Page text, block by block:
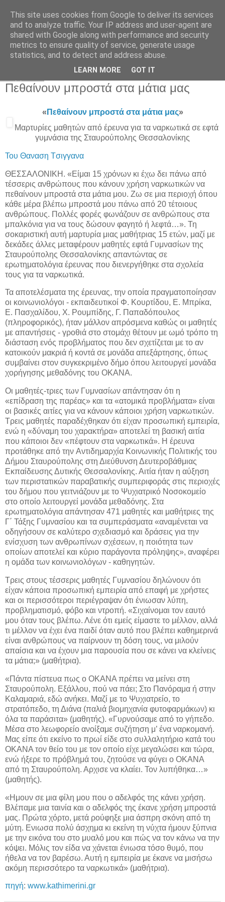
Πεθαίνουν μπροστά στα μάτια μας
« Πεθαίνουν μπροστά στα μάτια μας»
Μαρτυρίες μαθητών από έρευνα για τα ναρκωτικά σε εφτά
γυμνάσια της Σταυρούπολης Θεσσαλονίκης
Του Θαναση Tσιγγανα
ΘΕΣΣΑΛΟΝΙΚΗ. «Είμαι 15 χρόνων κι έχω δει πάνω από
τέσσερις ανθρώπους που κάνουν χρήση ναρκωτικών να
πεθαίνουν μπροστά στα μάτια μου. Ζω σε μια περιοχή όπου
κάθε μέρα βλέπω μπροστά μου πάνω από 20 τέτοιους
ανθρώπους. Πολλές φορές φωνάζουν σε ανθρώπους στα
μπαλκόνια για να τους δώσουν φαγητό ή λεφτά…». Τη
σοκαριστική αυτή μαρτυρία μιας μαθήτριας 15 ετών, μαζί με
δεκάδες άλλες μεταφέρουν μαθητές εφτά Γυμνασίων της
Σταυρούπολης Θεσσαλονίκης απαντώντας σε
ερωτηματολόγια έρευνας που διενεργήθηκε στα σχολεία
τους για τα ναρκωτικά.
Τα αποτελέσματα της έρευνας, την οποία πραγματοποίησαν
οι κοινωνιολόγοι - εκπαιδευτικοί Φ. Κουρτίδου, Ε. Μπρίκα,
Ε. Πασχαλίδου, Χ. Ρουμπίδης, Γ. Παπαδόπουλος
(πληροφορικός), ήταν μάλλον απρόσμενα καθώς οι μαθητές
με απαντήσεις - γροθιά στο στομάχι θέτουν με ωμό τρόπο τη
διάσταση ενός προβλήματος που δεν σχετίζεται με το αν
κατοικούν μακριά ή κοντά σε μονάδα απεξάρτησης, όπως
συμβαίνει στον συγκεκριμένο δήμο όπου λειτουργεί μονάδα
χορήγησης μεθαδόνης του ΟΚΑΝΑ.
Οι μαθητές-τριες των Γυμνασίων απάντησαν ότι η
«επίδραση της παρέας» και τα «ατομικά προβλήματα» είναι
οι βασικές αιτίες για να κάνουν κάποιοι χρήση ναρκωτικών.
Τρεις μαθητές παραδέχθηκαν ότι είχαν προσωπική εμπειρία,
ενώ η «δύναμη του χαρακτήρα» αποτελεί τη βασική αιτία
που κάποιοι δεν «πέφτουν στα ναρκωτικά». Η έρευνα
προτάθηκε από την Aντιδημαρχία Κοινωνικής Πολιτικής του
Δήμου Σταυρούπολης στη Διεύθυνση Δευτεροβάθμιας
Εκπαίδευσης Δυτικής Θεσσαλονίκης. Αιτία ήταν η αύξηση
των περιστατικών παραβατικής συμπεριφοράς στις περιοχές
του δήμου που γειτνιάζουν με το Ψυχιατρικό Nοσοκομείο
στο οποίο λειτουργεί μονάδα μεθαδόνης. Στα
ερωτηματολόγια απάντησαν 471 μαθητές και μαθήτριες της
Γ΄ Τάξης Γυμνασίου και τα συμπεράσματα «αναμένεται να
οδηγήσουν σε καλύτερο σχεδιασμό και δράσεις για την
ενίσχυση των ανθρωπίνων σχέσεων, η ποιότητα των
οποίων αποτελεί και κύριο παράγοντα πρόληψης», αναφέρει
η ομάδα των κοινωνιολόγων - καθηγητών.
Τρεις στους τέσσερις μαθητές Γυμνασίου δηλώνουν ότι
είχαν κάποια προσωπική εμπειρία από επαφή με χρήστες
και οι περισσότεροι περιέγραψαν ότι ένιωσαν λύπη,
προβληματισμό, φόβο και ντροπή. «Σιχαίνομαι τον εαυτό
μου όταν τους βλέπω. Λένε ότι εμείς είμαστε το μέλλον, αλλά
τι μέλλον να έχει ένα παιδί όταν αυτό που βλέπει καθημερινά
είναι ανθρώπους να παίρνουν τη δόση τους, να μιλούν
απαίσια και να έχουν μια παρουσία που σε κάνει να κλείνεις
τα μάτια;» (μαθήτρια).
«Πάντα πίστευα πως ο ΟΚΑΝΑ πρέπει να μείνει στη
Σταυρούπολη. Εξάλλου, πού να πάει; Στο Πανόραμα ή στην
Καλαμαριά, εδώ ανήκει. Μαζί με το Ψυχιατρείο, το
στρατόπεδο, τη Διάνα (παλιά βιομηχανία φυτοφαρμάκων) κι
όλα τα παράσιτα» (μαθητής). «Γυρνούσαμε από το γήπεδο.
Μέσα στο λεωφορείο ανοίξαμε συζήτηση μ’ ένα ναρκομανή.
Μας είπε ότι εκείνο το πρωί είδε στο συλλαλητήριο κατά του
ΟΚΑΝΑ τον θείο του με τον οποίο είχε μεγαλώσει και τώρα,
ενώ ήξερε το πρόβλημά του, ζητούσε να φύγει ο ΟΚΑΝΑ
από τη Σταυρούπολη. Αρχισε να κλαίει. Τον λυπήθηκα…»
(μαθητής).
«Ημουν σε μια φίλη μου που ο αδελφός της κάνει χρήση.
Βλέπαμε μια ταινία και ο αδελφός της έκανε χρήση μπροστά
μας. Πρώτα χόρτο, μετά ρούφηξε μια άσπρη σκόνη από τη
μύτη. Ενιωσα πολύ άσχημα κι εκείνη τη νύχτα ήμουν ξύπνια
με την εικόνα του στο μυαλό μου και πώς να τον κάνω να την
κόψει. Μόλις τον είδα να χάνεται ένιωσα τόσο θυμό, που
ήθελα να τον βαρέσω. Αυτή η εμπειρία με έκανε να μισήσω
ακόμη περισσότερο τα ναρκωτικά» (μαθήτρια).
πηγή: www.kathimerini.gr
This site uses cookies from Google to deliver its services
and to analyze traffic. Your IP address and user-agent are
shared with Google along with performance and security
metrics to ensure quality of service, generate usage
statistics, and to detect and address abuse.
LEARN MORE GOT IT